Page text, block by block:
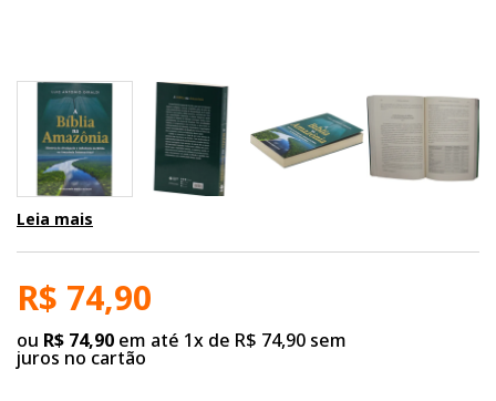
Leia mais
R$ 74,90
ou R$ 74,90 em até 1x de R$ 74,90 sem
juros no cartão